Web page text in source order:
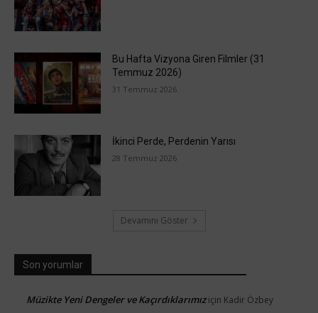
Bu Hafta Vizyona Giren Filmler (31
Temmuz 2026)
31 Temmuz 2026
İkinci Perde, Perdenin Yarısı
28 Temmuz 2026
Devamını Göster
Son yorumlar
Müzikte Yeni Dengeler ve Kaçırdıklarımıziçin Kadir Özbey